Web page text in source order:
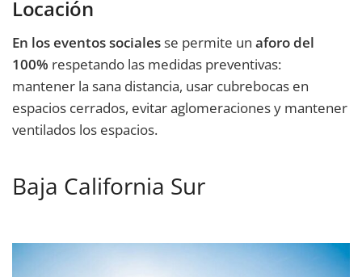
Locación
En los eventos socialesse permite un aforo del
100% respetando las medidas preventivas:
mantener la sana distancia, usar cubrebocas en
espacios cerrados, evitar aglomeraciones y mantener
ventilados los espacios.
Baja California Sur